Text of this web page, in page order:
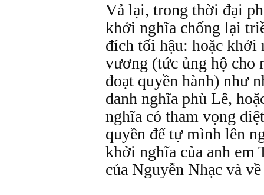
Vả lại, trong thời đại
khởi nghĩa chống lại
đích tối hậu: hoặc khởi
vương (tức ủng hộ cho
đoạt quyền hành) như
danh nghĩa phù Lê,
nghĩa có tham vọng
quyền để tự mình lên
khởi nghĩa của anh em
của Nguyễn Nhạc và